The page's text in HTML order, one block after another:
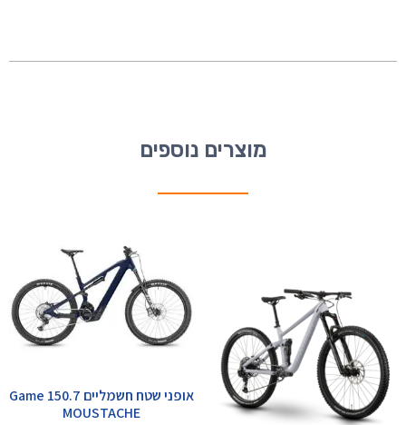
מוצרים נוספים
אופני שטח חשמליים Game 150.7
MOUSTACHE